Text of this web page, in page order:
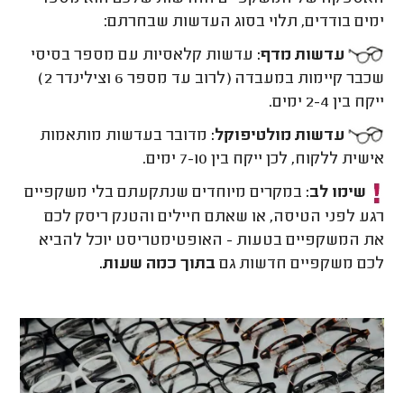
ימים בודדים, תלוי בסוג העדשות שבחרתם:
עדשות מדף: עדשות קלאסיות עם מספר בסיסי
שכבר קיימות במעבדה (לרוב עד מספר 6 וצילינדר 2)
ייקח בין 2-4 ימים.
עדשות מולטיפוקל: מדובר בעדשות מותאמות
אישית ללקוח, לכן ייקח בין 7-10 ימים.
שימו לב: במקרים מיוחדים שנתקעתם בלי משקפיים
רגע לפני הטיסה, או שאתם חיילים והטנק ריסק לכם
את המשקפיים בטעות - האופטימטריסט יוכל להביא
לכם משקפיים חדשות גם בתוך כמה שעות.